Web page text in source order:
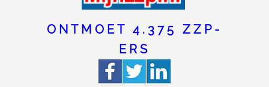
ONTMOET 4.375 ZZP-
ERS